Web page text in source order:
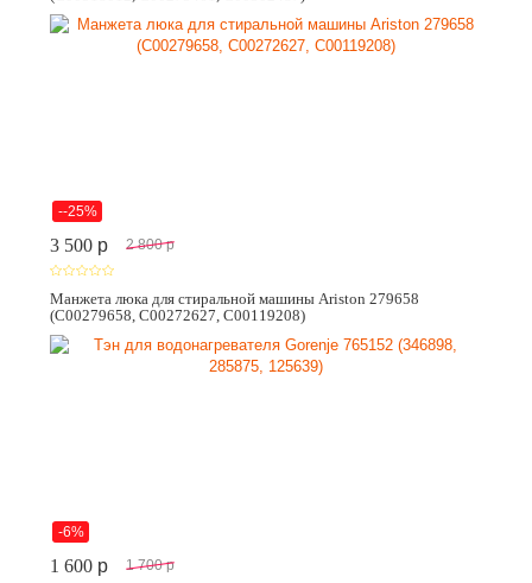
--25%
3 500 p 2 800 p
Манжета люка для стиральной машины Ariston 279658
(C00279658, C00272627, C00119208)
-6%
1 600 p 1 700 p